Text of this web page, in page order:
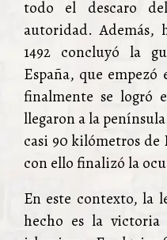
todo el descaro
autoridad. Además,
1492 concluyó la
España, que
finalmente se logró
llegaron a la
casi 90 kilómetros de
con ello finalizó la
En este contexto, la
hecho es la